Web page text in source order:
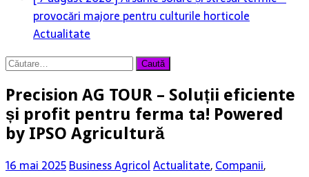
Caută
și profit pentru ferma ta! Powered
by IPSO Agricultură
16 mai 2025Business AgricolActualitate Companii ,
Eveniment,Tehnica agricola